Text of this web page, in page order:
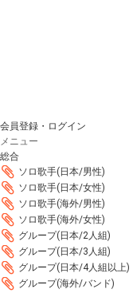
会員登録・ログイン
メニュー
総合
ソロ歌手(日本/男性)
ソロ歌手(日本/女性)
ソロ歌手(海外/男性)
ソロ歌手(海外/女性)
グループ(日本/2人組)
グループ(日本/3人組)
グループ(日本/4人組以上)
グループ(海外/バンド)